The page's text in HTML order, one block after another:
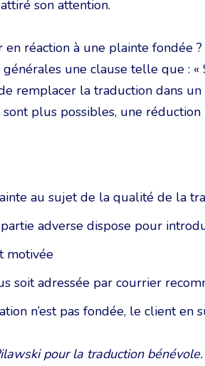
son attention.
réaction à une plainte fondée
générales une clause telle que :
remplacer la traduction dans
plus possibles, une réduction
au sujet de la qualité de la
adverse dispose pour
motivée
soit adressée par courrier
n’est pas fondée, le client en
pour la traduction bénévole.